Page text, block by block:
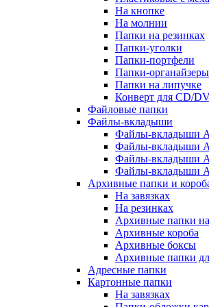
На кнопке
На молнии
Папки на резинках
Папки-уголки
Папки-портфели
Папки-органайзеры
Папки на липучке
Конверт для CD/
Файловые папки
Файлы-вкладыши
Файлы-вкладыши
Файлы-вкладыши
Файлы-вкладыши
Файлы-вкладыши
Архивные папки и
На завязках
На резинках
Архивные папки
Архивные короба
Архивные боксы
Архивные папки
Адресные папки
Картонные папки
На завязках